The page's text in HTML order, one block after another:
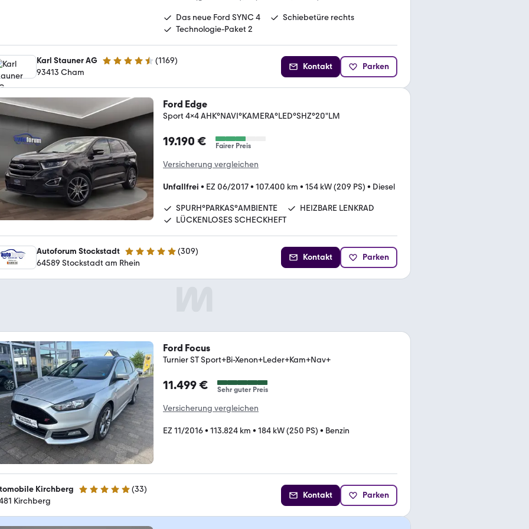
Das neue Ford SYNC 4
Schiebetüre rechts
Technologie-Paket 2
Karl Stauner AG 4.4 Sterne (1169)
93413 Cham
Kontakt Parken
Ford Edge
Sport 4x4 AHK°NAVI°KAMERA°LED°SHZ°20"LM
19.190 € Fairer Preis
Versicherung vergleichen
Unfallfrei • EZ 06/2017• 107.400 km • 154 kW (209 PS) • Diesel
SPURH°PARKAS°AMBIENTE
HEIZBARE LENKRAD
LÜCKENLOSES SCHECKHEFT
Autoforum Stockstadt 4.8 Sterne (309)
64589 Stockstadt am Rhein
Kontakt Parken
Ford Focus
Turnier ST Sport+Bi-Xenon+Leder+Kam+Nav+
11.499 € Sehr guter Preis
Versicherung vergleichen
EZ 11/2016• 113.824 km • 184 kW (250 PS) • Benzin
Kirchberg 4.8 Sterne (33)
Kirchberg
Kontakt Parken